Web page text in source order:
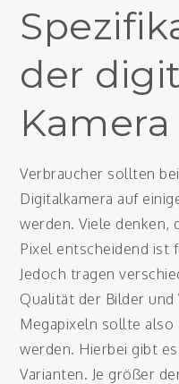
der
Kamera
Verbraucher sollten
Digitalkamera auf
werden. Viele denken,
Pixel entscheidend ist
Jedoch tragen
Qualität der Bilder und
Megapixeln sollte
werden. Hierbei gibt
Varianten. Je größer